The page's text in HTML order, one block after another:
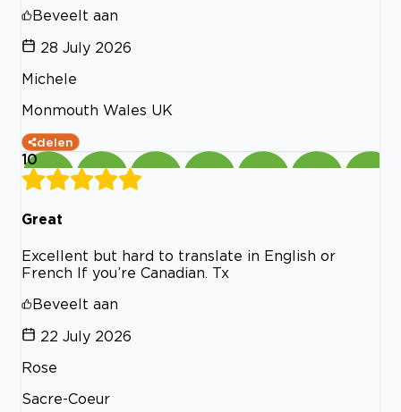
Beveelt aan
28 July 2026
Michele
Monmouth Wales UK
delen
10
Great
Excellent but hard to translate in English or
French If you’re Canadian. Tx
Beveelt aan
22 July 2026
Rose
Sacre-Coeur